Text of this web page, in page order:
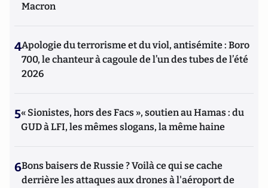
Macron
4Apologie du terrorisme et du viol, antisémite : Boro
700, le chanteur à cagoule de l’un des tubes de l’été
2026
5« Sionistes, hors des Facs », soutien au Hamas : du
GUD à LFI, les mêmes slogans, la même haine
6Bons baisers de Russie ? Voilà ce qui se cache
derrière les attaques aux drones à l'aéroport de